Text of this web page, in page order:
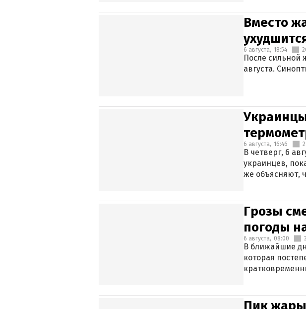
Вместо
6 августа, 18:54
После сильной
августа.
6 августа, 16:46
В четверг, 6
украинцев,
же объясняют,
Грозы
погоды
6 августа, 08:00
В ближайшие
которая
Пик жары